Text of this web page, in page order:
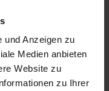
und Anzeigen zu
Medien anbieten
Website zu
zu Ihrer
| men